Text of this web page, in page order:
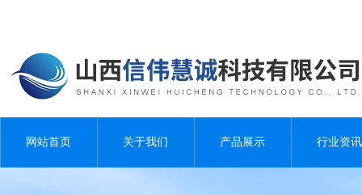
网站首页 关于我们 产品展示 行业资讯